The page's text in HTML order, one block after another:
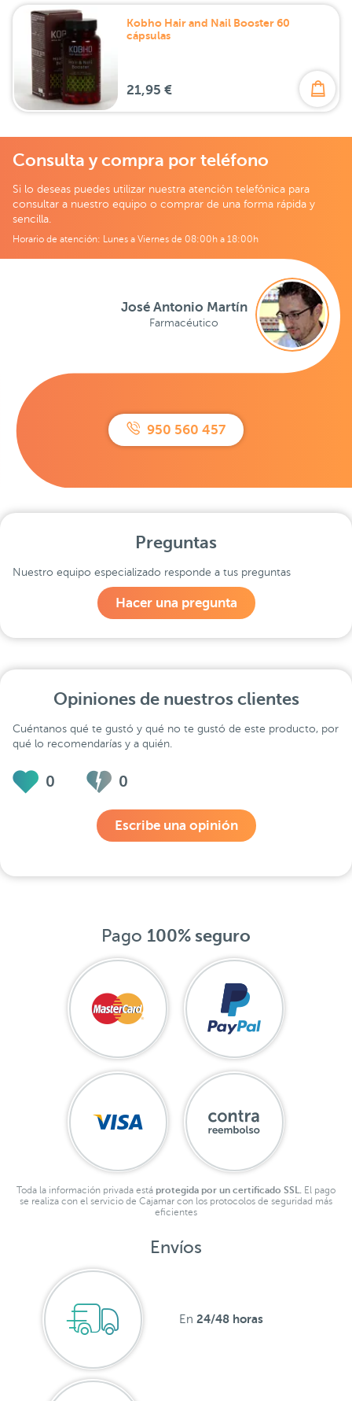
Kobho Hair and Nail Booster 60
cápsulas
21,95 €
Consulta y compra por teléfono
Si lo deseas puedes utilizar nuestra atención telefónica para
consultar a nuestro equipo o comprar de una forma rápida y
sencilla.
Horario de atención: Lunes a Viernes de 08:00h a 18:00h
950 560 457
José Antonio Martín
Farmacéutico
Preguntas
Nuestro equipo especializado responde a tus preguntas
Hacer una pregunta
Opiniones de nuestros clientes
Cuéntanos qué te gustó y qué no te gustó de este producto, por
qué lo recomendarías y a quién.
0 0
Escribe una opinión
Pago 100% seguro
Toda la información privada está protegida por un certificado SSL.
El pago
se realiza con el servicio de Cajamar con los protocolos de seguridad más
eficientes
Envíos
En 24/48 horas